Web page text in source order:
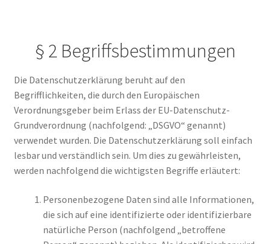
§ 2 Begriffsbestimmungen
Die Datenschutzerklärung beruht auf den
Begrifflichkeiten, die durch den Europäischen
Verordnungsgeber beim Erlass der EU-Datenschutz-
Grundverordnung (nachfolgend: „DSGVO“ genannt)
verwendet wurden. Die Datenschutzerklärung soll einfach
lesbar und verständlich sein. Um dies zu gewährleisten,
werden nachfolgend die wichtigsten Begriffe erläutert:
Personenbezogene Daten sind alle Informationen,
die sich auf eine identifizierte oder identifizierbare
natürliche Person (nachfolgend „betroffene